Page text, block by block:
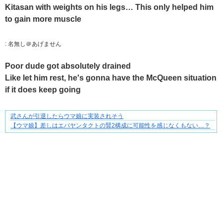
Kitasan with weights on his legs… This only helped him
to gain more muscle
: 名無し＠あげません
Poor dude got absolutely drained
Like let him rest, he's gonna have the McQueen situation
if it does keep going
分かり合えているはずの夫が、一番遠い
武さんが引退したらウマ娘に実装されそう
【ウマ娘】差しはエバヤンタクトの賢2構成に可能性を感じなくもない…？